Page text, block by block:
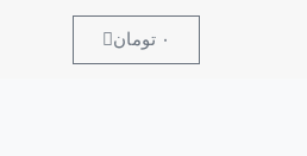
۰ تومان